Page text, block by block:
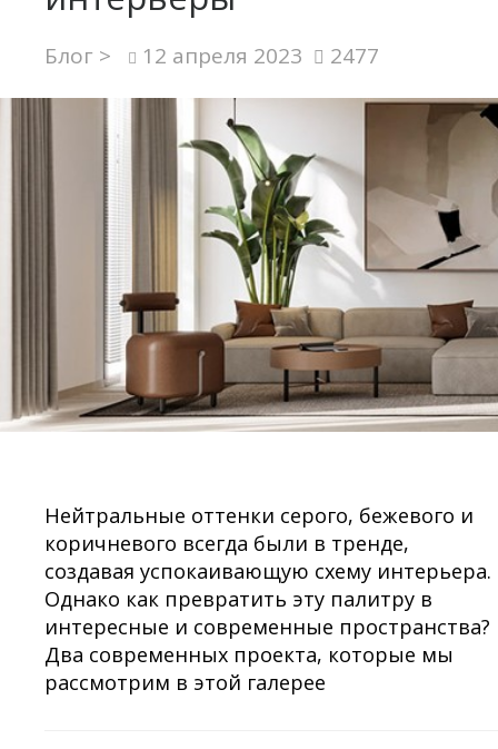
Блог > 12 апреля 2023 2477
Нейтральные оттенки серого, бежевого и
коричневого всегда были в тренде,
создавая успокаивающую схему интерьера.
Однако как превратить эту палитру в
интересные и современные пространства?
Два современных проекта, которые мы
рассмотрим в этой галерее